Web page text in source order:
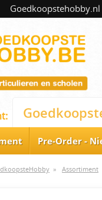
Pre-Order -
» Assortiment